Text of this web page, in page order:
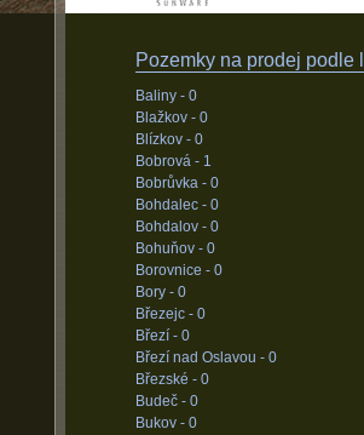
Pozemky na prodej podle
Baliny - 0
Blažkov - 0
Blízkov - 0
Bobrová - 1
Bobrůvka - 0
Bohdalec - 0
Bohdalov - 0
Bohuňov - 0
Borovnice - 0
Bory - 0
Březejc - 0
Březí - 0
Březí nad Oslavou - 0
Březské - 0
Budeč - 0
Bukov - 0